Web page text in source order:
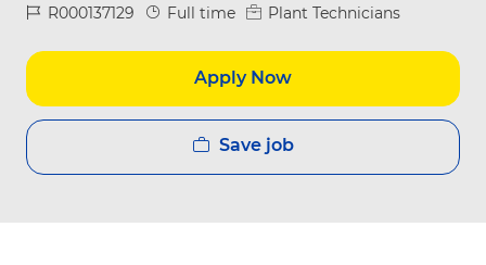
Job IdR000137129 Job Type
Full time Plant Technicians
Apply Now
Save job